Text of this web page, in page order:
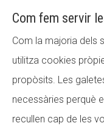
Com fem servir
Com la majoria dels
utilitza cookies
propòsits. Les
necessàries perquè
recullen cap de les
CONEIX
La Fundació